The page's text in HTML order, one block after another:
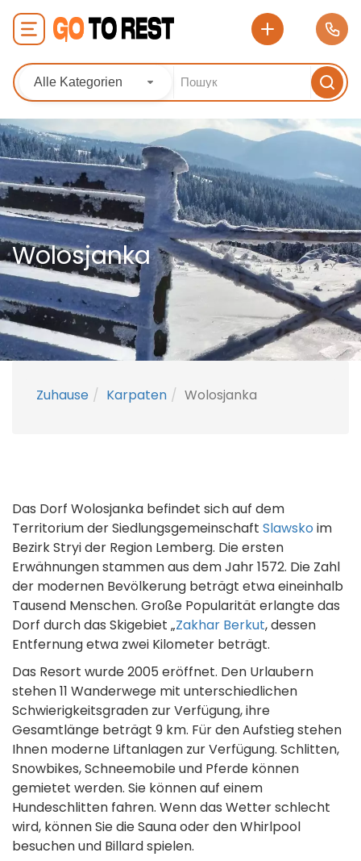
Alle Kategorien
Wolosjanka
Zuhause Karpaten Wolosjanka
Das Dorf Wolosjanka befindet sich auf dem
Territorium der Siedlungsgemeinschaft Slawsko im
Bezirk Stryi der Region Lemberg. Die ersten
Erwähnungen stammen aus dem Jahr 1572. Die Zahl
der modernen Bevölkerung beträgt etwa eineinhalb
Tausend Menschen. Große Popularität erlangte das
Dorf durch das Skigebiet „Zakhar Berkut, dessen
Entfernung etwa zwei Kilometer beträgt.
Das Resort wurde 2005 eröffnet. Den Urlaubern
stehen 11 Wanderwege mit unterschiedlichen
Schwierigkeitsgraden zur Verfügung, ihre
Gesamtlänge beträgt 9 km. Für den Aufstieg stehen
Ihnen moderne Liftanlagen zur Verfügung. Schlitten,
Snowbikes, Schneemobile und Pferde können
gemietet werden. Sie können auf einem
Hundeschlitten fahren. Wenn das Wetter schlecht
wird, können Sie die Sauna oder den Whirlpool
besuchen und Billard spielen.